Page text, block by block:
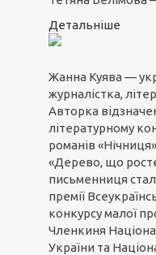
Детальніше
Жанна Куява —
журналістка,
Авторка
літературному
романів
«Дерево, що
письменниця
премії
конкурсу малої
Членкиня
України та